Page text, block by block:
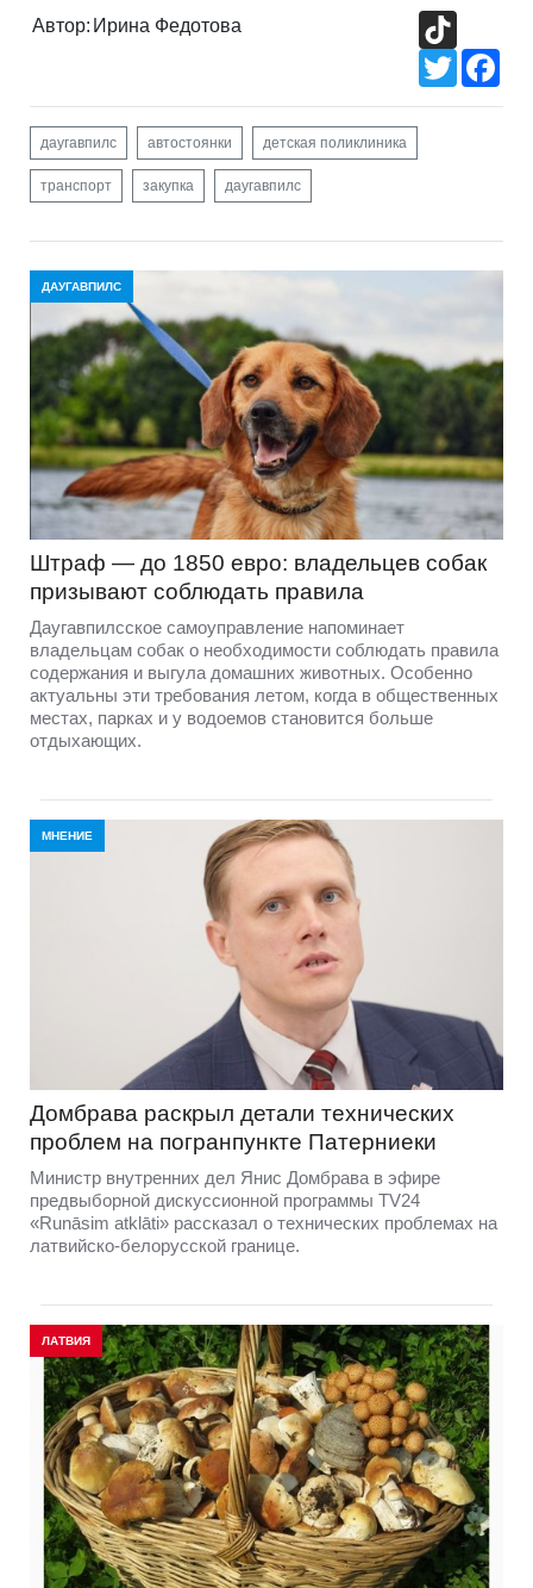
Автор: Ирина Федотова
Twitter
даугавпилс автостоянки детская поликлиника
транспорт закупка даугавпилс
ДАУГАВПИЛС
Штраф — до 1850 евро: владельцев собак
призывают соблюдать правила
Даугавпилсское самоуправление напоминает
владельцам собак о необходимости соблюдать правила
содержания и выгула домашних животных. Особенно
актуальны эти требования летом, когда в общественных
местах, парках и у водоемов становится больше
отдыхающих.
МНЕНИЕ
Домбравa раскрыл детали технических
проблем на погранпункте Патерниеки
Министр внутренних дел Янис Домбрава в эфире
предвыборной дискуссионной программы TV24
«Runāsim atklāti» рассказал о технических проблемах на
латвийско-белорусской границе.
ЛАТВИЯ